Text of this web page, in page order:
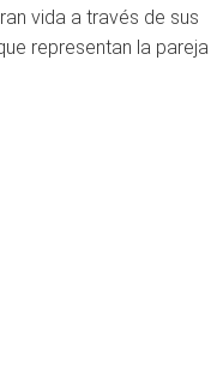
vida a través de sus
representan la pareja